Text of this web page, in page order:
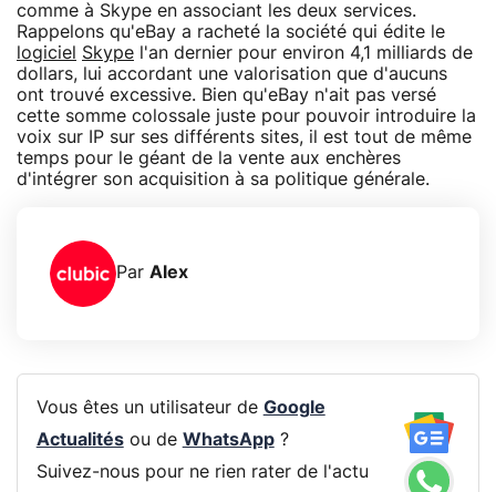
comme à Skype en associant les deux services.
Rappelons qu'eBay a racheté la société qui édite le
logiciel
Skype l'an dernier pour environ 4,1 milliards de
dollars, lui accordant une valorisation que d'aucuns
ont trouvé excessive. Bien qu'eBay n'ait pas versé
cette somme colossale juste pour pouvoir introduire la
voix sur IP sur ses différents sites, il est tout de même
temps pour le géant de la vente aux enchères
d'intégrer son acquisition à sa politique générale.
Par Alex
Vous êtes un utilisateur de Google
Actualitésou de WhatsApp?
Suivez-nous pour ne rien rater de l'actu